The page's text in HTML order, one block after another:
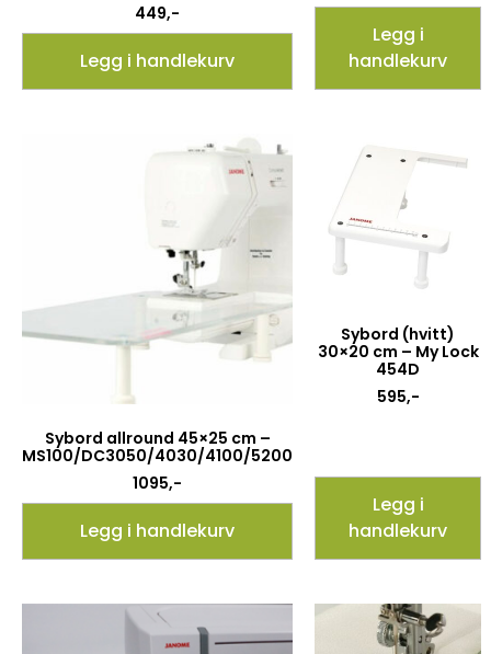
449,-
Legg i handlekurv
Legg i
handlekurv
Sybord allround 45×25 cm –
MS100/DC3050/4030/4100/5200
1095,-
Legg i handlekurv
Sybord (hvitt)
30×20 cm – My Lock
454D
595,-
Legg i
handlekurv